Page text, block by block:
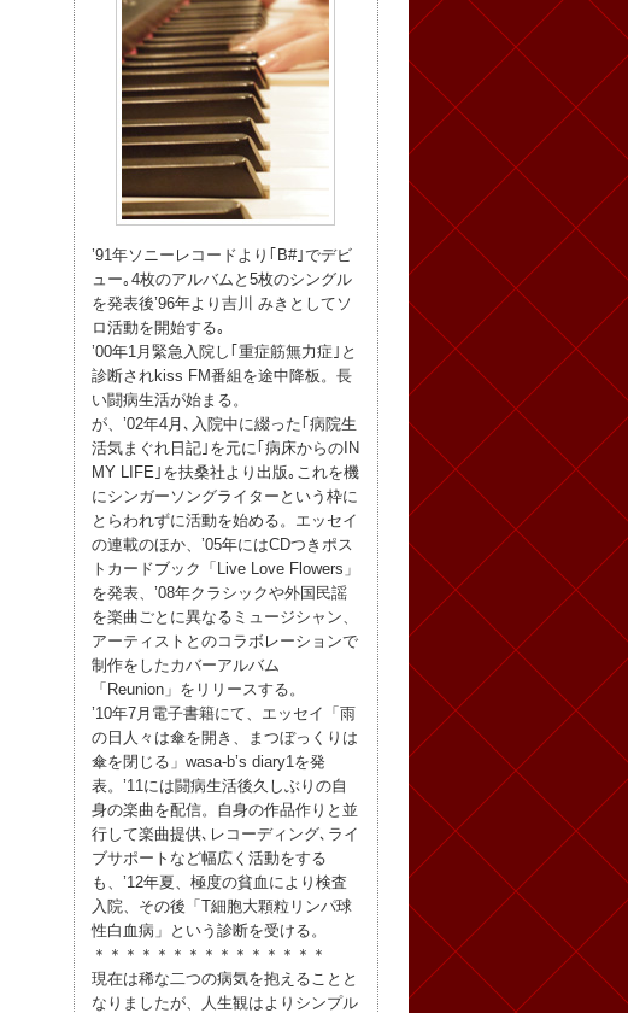
’91年ソニーレコードより｢B#｣でデビ
ュー｡4枚のアルバムと5枚のシングル
を発表後’96年より吉川 みきとしてソ
ロ活動を開始する｡
’00年1月緊急入院し｢重症筋無力症｣と
診断されkiss FM番組を途中降板。長
い闘病生活が始まる。
が、’02年4月､入院中に綴った｢病院生
活気まぐれ日記｣を元に｢病床からのIN
MY LIFE｣を扶桑社より出版｡これを機
にシンガーソングライターという枠に
とらわれずに活動を始める。エッセイ
の連載のほか、’05年にはCDつきポス
トカードブック「Live Love Flowers」
を発表、’08年クラシックや外国民謡
を楽曲ごとに異なるミュージシャン、
アーティストとのコラボレーションで
制作をしたカバーアルバム
「Reunion」をリリースする。
’10年7月電子書籍にて、エッセイ「雨
の日人々は傘を開き、まつぼっくりは
傘を閉じる」wasa-b’s diary1を発
表。’11には闘病生活後久しぶりの自
身の楽曲を配信。自身の作品作りと並
行して楽曲提供､レコーディング､ライ
ブサポートなど幅広く活動をする
も、’12年夏、極度の貧血により検査
入院、その後「T細胞大顆粒リンパ球
性白血病」という診断を受ける。
＊＊＊＊＊＊＊＊＊＊＊＊＊＊＊
現在は稀な二つの病気を抱えることと
なりましたが、人生観はよりシンプル